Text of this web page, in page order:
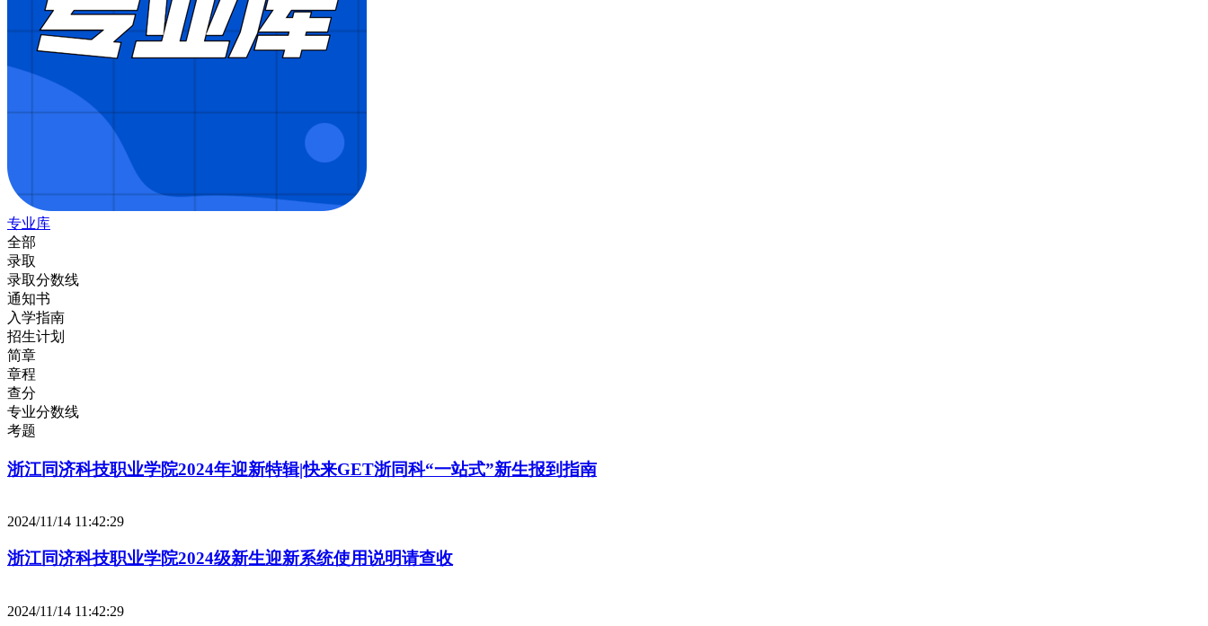
专业库
全部
录取
录取分数线
通知书
入学指南
招生计划
简章
章程
查分
专业分数线
考题
浙江同济科技职业学院2024年迎新特辑|快来GET浙同科“一站式”新生报到指南
2024/11/14 11:42:29
浙江同济科技职业学院2024级新生迎新系统使用说明请查收
2024/11/14 11:42:29